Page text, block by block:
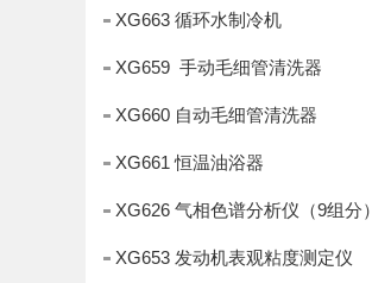
XG663 循环水制冷机
XG659 手动毛细管清洗器
XG660 自动毛细管清洗器
XG661 恒温油浴器
XG626 气相色谱分析仪（9组分）
XG653 发动机表观粘度测定仪